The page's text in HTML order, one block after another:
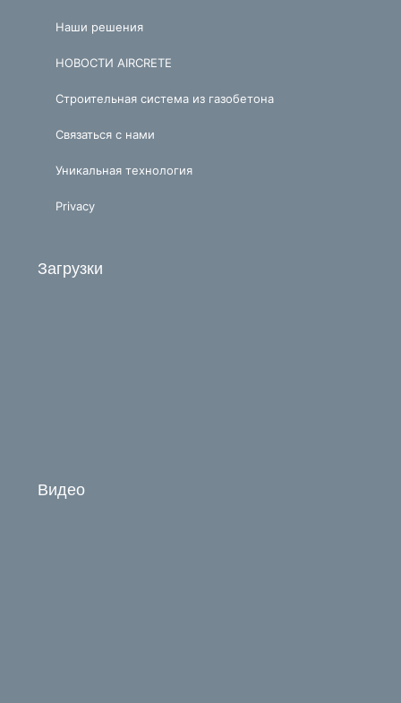
Наши решения
НОВОСТИ AIRCRETE
Строительная система из газобетона
Связаться с нами
Уникальная технология
Privacy
Загрузки
Видео